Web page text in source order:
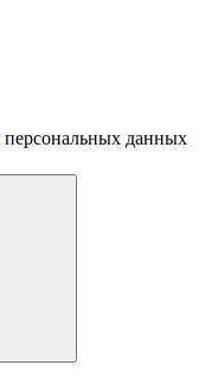
персональных данных